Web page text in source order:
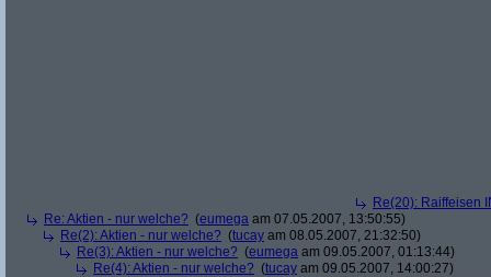
Re(20): Raiffeisen
Re: Aktien - nur welche? (eumega am 07.05.2007, 13:50:55)
Re(2): Aktien - nur welche? (tucay am 08.05.2007, 21:32:50)
Re(3): Aktien - nur welche? (eumega am 09.05.2007, 01:13:44)
Re(4): Aktien - nur welche? (tucay am 09.05.2007, 14:00:27)